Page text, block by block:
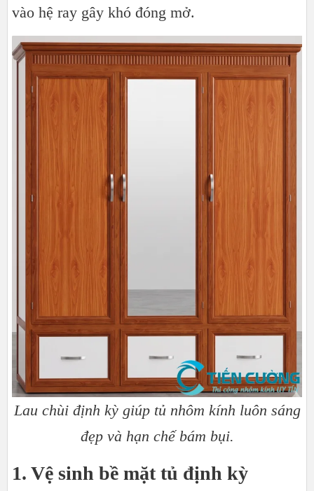
vào hệ ray gây khó đóng mở.
Lau chùi định kỳ giúp tủ nhôm kính luôn sáng
đẹp và hạn chế bám bụi.
1. Vệ sinh bề mặt tủ định kỳ